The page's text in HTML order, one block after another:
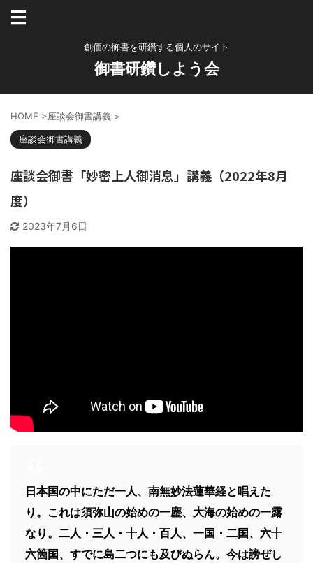
創価の御書を研鑽する個人のサイト
御書研鑽しよう会
HOME >座談会御書講義 >
座談会御書講義
座談会御書「妙密上人御消息」講義（2022年8月
度）
2023年7月6日
日本国の中にただ一人、南無妙法蓮華経と唱えた
り。これは須弥山の始めの一塵、大海の始めの一露
なり。二人・三人・十人・百人、一国・二国、六十
六箇国、すでに島二つにも及びぬらん。今は謗ぜし